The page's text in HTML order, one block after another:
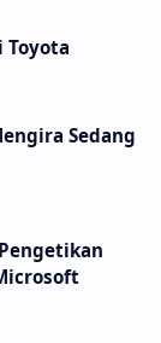
Toyota
Sedang